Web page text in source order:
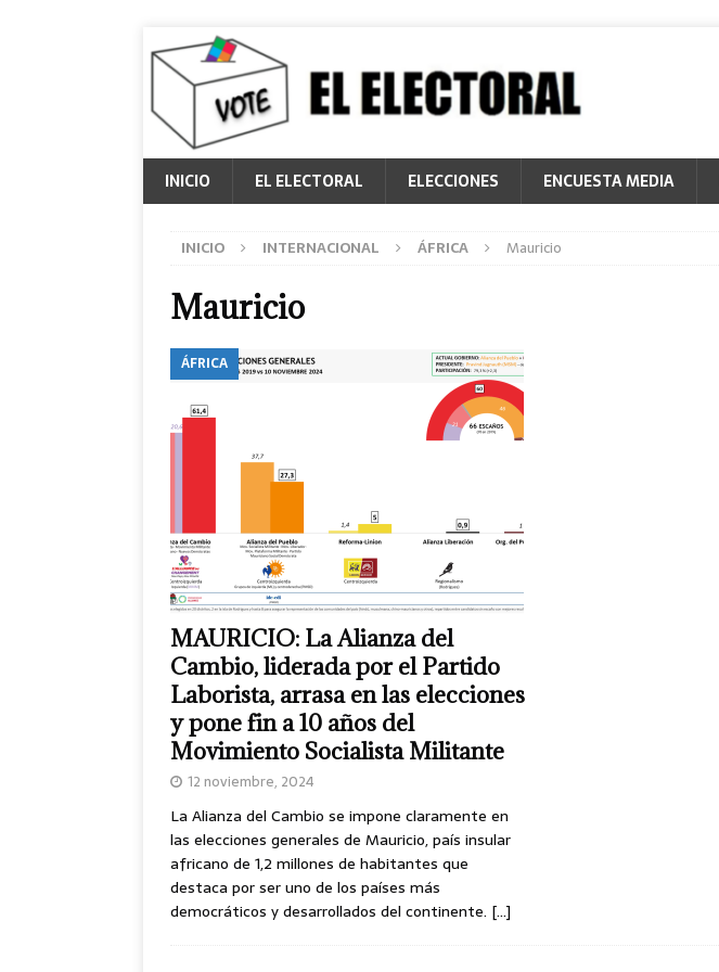
INICIO EL ELECTORAL ELECCIONES ENCUESTA MEDIA
INICIO INTERNACIONAL ÁFRICA Mauricio
Mauricio
ÁFRICA
MAURICIO: La Alianza del
Cambio, liderada por el Partido
Laborista, arrasa en las elecciones
y pone fin a 10 años del
Movimiento Socialista Militante
12 noviembre, 2024
La Alianza del Cambio se impone claramente en
las elecciones generales de Mauricio, país insular
africano de 1,2 millones de habitantes que
destaca por ser uno de los países más
democráticos y desarrollados del continente. […]